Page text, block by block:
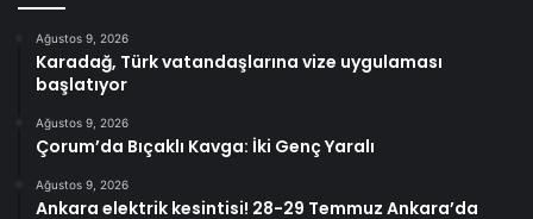
Ağustos 9, 2026
Karadağ, Türk vatandaşlarına vize uygulaması
başlatıyor
Ağustos 9, 2026
Çorum’da Bıçaklı Kavga: İki Genç Yaralı
Ağustos 9, 2026
Ankara elektrik kesintisi! 28-29 Temmuz Ankara’da